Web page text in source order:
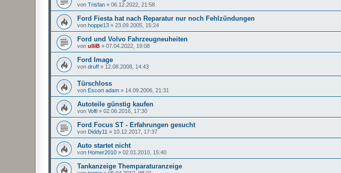
von Trisfan » 06.12.2022, 21:58
Ford Fiesta hat nach Reparatur nur noch Fehlzündungen
von hoppe13 » 23.09.2005, 15:24
Ford und Volvo Fahrzeugneuheiten
von ulliB » 07.04.2022, 19:08
Ford Image
von druff » 12.08.2008, 14:43
Türschloss
von Escort adam » 14.09.2006, 21:31
Autoteile günstig kaufen
von Volfi » 02.06.2016, 17:30
Ford Focus ST - Erfahrungen gesucht
von Diddy11 » 10.12.2017, 17:37
Auto startet nicht
von Homer2010 » 02.01.2010, 15:40
Tankanzeige Themparaturanzeige